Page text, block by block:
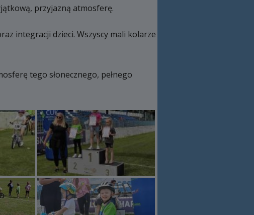
przyjazną atmosferę.
integracji dzieci. Wszyscy mali kolarze
tego słonecznego, pełnego